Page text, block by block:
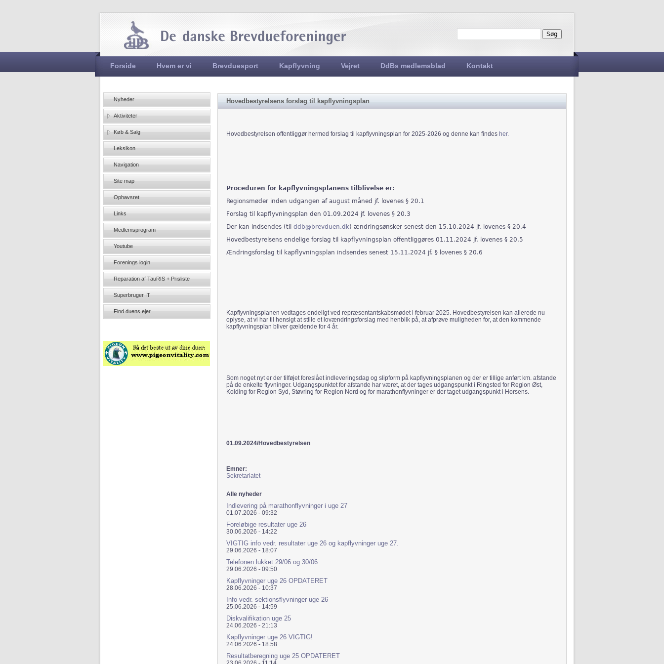
Søgefelt
Søg
Hovedmenu
Forside Hvem er vi Brevduesport Kapflyvning Vejret DdBs medlemsblad Kontakt
Hovedbestyrelsens forslag til kapflyvningsplan
Hovedbestyrelsen offentliggør hermed forslag til kapflyvningsplan for 2025-2026 og denne kan findes her.
Proceduren for kapflyvningsplanens tilblivelse er:
Regionsmøder inden udgangen af august måned jf. lovenes § 20.1
Forslag til kapflyvningsplan den 01.09.2024 jf. lovenes § 20.3
Der kan indsendes (til ddb@brevduen.dk) ændringsønsker senest den 15.10.2024 jf. lovenes § 20.4
Hovedbestyrelsens endelige forslag til kapflyvningsplan offentliggøres 01.11.2024 jf. lovenes § 20.5
Ændringsforslag til kapflyvningsplan indsendes senest 15.11.2024 jf. § lovenes § 20.6
Kapflyvningsplanen vedtages endeligt ved repræsentantskabsmødet i februar 2025. Hovedbestyrelsen kan allerede nu
oplyse, at vi har til hensigt at stille et lovændringsforslag med henblik på, at afprøve muligheden for, at den kommende
kapflyvningsplan bliver gældende for 4 år.
Som noget nyt er der tilføjet foreslået indleveringsdag og slipform på kapflyvningsplanen og der er tillige anført km. afstande
på de enkelte flyvninger. Udgangspunktet for afstande har været, at der tages udgangspunkt i Ringsted for Region Øst,
Kolding for Region Syd, Støvring for Region Nord og for marathonflyvninger er der taget udgangspunkt i Horsens.
01.09.2024/Hovedbestyrelsen
Emner:
Sekretariatet
Alle nyheder
Indlevering på marathonflyvninger i uge 27
01.07.2026 - 09:32
Foreløbige resultater uge 26
30.06.2026 - 14:22
VIGTIG info vedr. resultater uge 26 og kapflyvninger uge 27.
29.06.2026 - 18:07
Telefonen lukket 29/06 og 30/06
29.06.2026 - 09:50
Kapflyvninger uge 26 OPDATERET
28.06.2026 - 10:37
Info vedr. sektionsflyvninger uge 26
25.06.2026 - 14:59
Diskvalifikation uge 25
24.06.2026 - 21:13
Kapflyvninger uge 26 VIGTIG!
24.06.2026 - 18:58
Resultatberegning uge 25 OPDATERET
Nyheder
Aktiviteter
Køb & Salg
Leksikon
Navigation
Site map
Ophavsret
Links
Medlemsprogram
Youtube
Forenings login
Reparation af TauRIS + Prisliste
Superbruger IT
Find duens ejer